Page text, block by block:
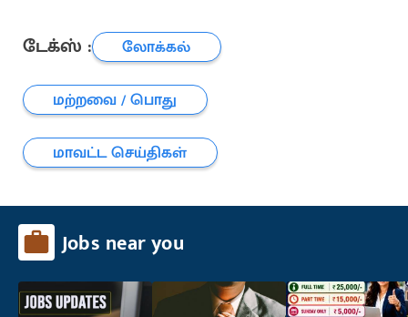
டேக்ஸ் :
லோக்கல்
மற்றவை / பொது
மாவட்ட செய்திகள்
Jobs near you